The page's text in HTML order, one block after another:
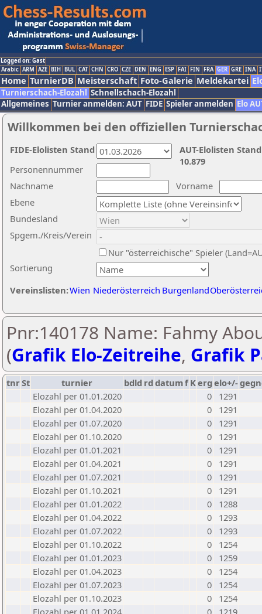
Logged on: Gast
Arabic ARM AZE BIH BUL CAT CHN CRO CZE DEN ENG ESP FAI FIN FRA GER GRE INA
Home TurnierDB Meisterschaft Foto-Galerie Meldekartei
Turnierschach-Elozahl Schnellschach-Elozahl
Allgemeines Turnier anmelden: AUT FIDE Spieler anmelden Elo
Willkommen bei den offiziellen
Nachname
Vorname
Ebene
Sortierung
Personennummer
Bundesland
Spgem./Kreis/Verein
Nur "österreichische" Spieler
Vereinslisten:Wien Niederösterreich Burgenland
AUT-Elolisten
10.879
FIDE-Elolisten Stand
Pnr:140178 Name: Fahmy
(Grafik Elo-Zeitreihe, Grafik
tnrSt turnier bdld rd datumf Kerg elo+/-
Elozahl per 01.01.2020
0
1291
Elozahl per 01.04.2020
0
1291
Elozahl per 01.07.2020
0
1291
Elozahl per 01.10.2020
0
1291
Elozahl per 01.01.2021
0
1291
Elozahl per 01.04.2021
0
1291
Elozahl per 01.07.2021
0
1291
Elozahl per 01.10.2021
0
1291
Elozahl per 01.01.2022
0
1288
Elozahl per 01.04.2022
0
1293
Elozahl per 01.07.2022
0
1293
Elozahl per 01.10.2022
0
1254
Elozahl per 01.01.2023
0
1259
Elozahl per 01.04.2023
0
1254
Elozahl per 01.07.2023
0
1254
Elozahl per 01.10.2023
0
1254
Elozahl per 01.01.2024
0
1219